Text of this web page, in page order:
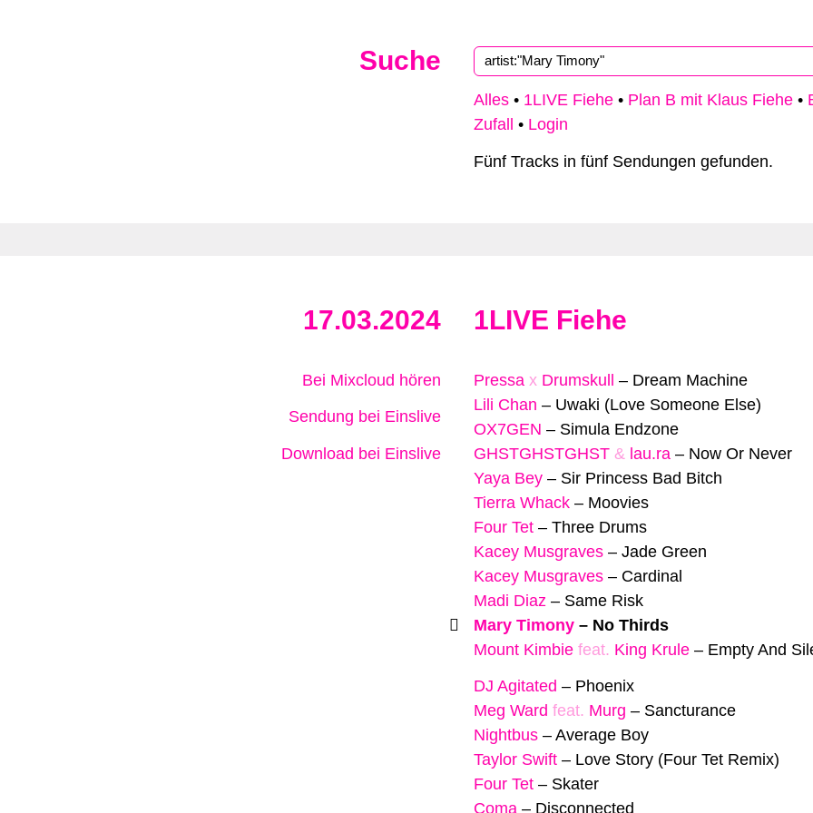
Suche
Alles • 1LIVE Fiehe • Plan B mit Klaus Fiehe •
Zufall
• Login
Fünf Tracks in fünf Sendungen gefunden.
17.03.2024 1LIVE Fiehe
Bei Mixcloud hören
Sendung bei Einslive
Download bei Einslive
Pressa x Drumskull – Dream Machine
Lili Chan – Uwaki (Love Someone Else)
OX7GEN – Simula Endzone
GHSTGHSTGHST & lau.ra – Now Or Never
Yaya Bey – Sir Princess Bad Bitch
Tierra Whack – Moovies
Four Tet – Three Drums
Kacey Musgraves – Jade Green
Kacey Musgraves – Cardinal
Madi Diaz – Same Risk
Mary Timony – No Thirds
Mount Kimbie feat. King Krule – Empty And
DJ Agitated – Phoenix
Meg Ward feat. Murg – Sancturance
Nightbus – Average Boy
Taylor Swift – Love Story (Four Tet Remix)
Four Tet – Skater
Coma – Disconnected